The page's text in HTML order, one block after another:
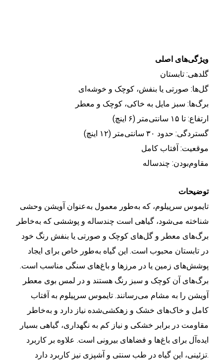
ویژگی‌های اصلی
گلدهی: تابستان
گل‌ها: صورتی یا بنفش، کوچک و خوشه‌ای
برگ‌ها: سبز مایل به خاکی، کوچک و معطر
ارتفاع: تا ۱۵ سانتی‌متر (۶ اینچ)
گستردگی: حدود ۳۰ سانتی‌متر (۱۲ اینچ)
موقعیت: آفتاب کامل
مقاوم‌بودن: چندساله
توضیحات
تایموس سرپیلوم، که به‌طور معمول به‌عنوان آویشن وحشی
شناخته می‌شود، گیاهی است چندساله و پوششی که به‌خاطر
برگ‌های معطر و گل‌های کوچک و صورتی‌ یا بنفش رنگ خود
در تابستان محبوب است. این گیاه به‌طور خاص برای ایجاد
پوشش‌های زمین یا در مرزها و باغ‌های سنگی مناسب است.
برگ‌های آن کوچک و سبز رنگ هستند و در لمس بوی معطر
آویشن را به مشام می‌رسانند. تایموس سرپیلوم به آفتاب
کامل و خاک‌های خشک و زهکشی‌شده نیاز دارد و به‌خاطر
مقاومت در برابر خشکی و نیاز کم به نگهداری، گیاهی بسیار
ایده‌آل برای باغ‌ها و فضاهای بیرونی است. علاوه بر کاربرد
تزئینی، این گیاه در طب سنتی و آشپزی نیز کاربرد دارد.